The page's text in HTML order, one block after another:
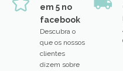
em 5 no
facebook
Descubra o
que os nossos
clientes
dizem sobre